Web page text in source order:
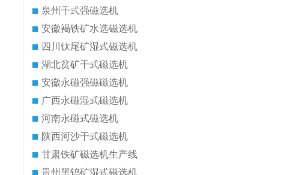
泉州干式强磁选机
安徽褐铁矿水选磁选机
四川钛尾矿湿式磁选机
湖北贫矿干式磁选机
安徽永磁强磁磁选机
广西永磁湿式磁选机
河南永磁式磁选机
陕西河沙干式磁选机
甘肃铁矿磁选机生产线
贵州黑钨矿湿式磁选机